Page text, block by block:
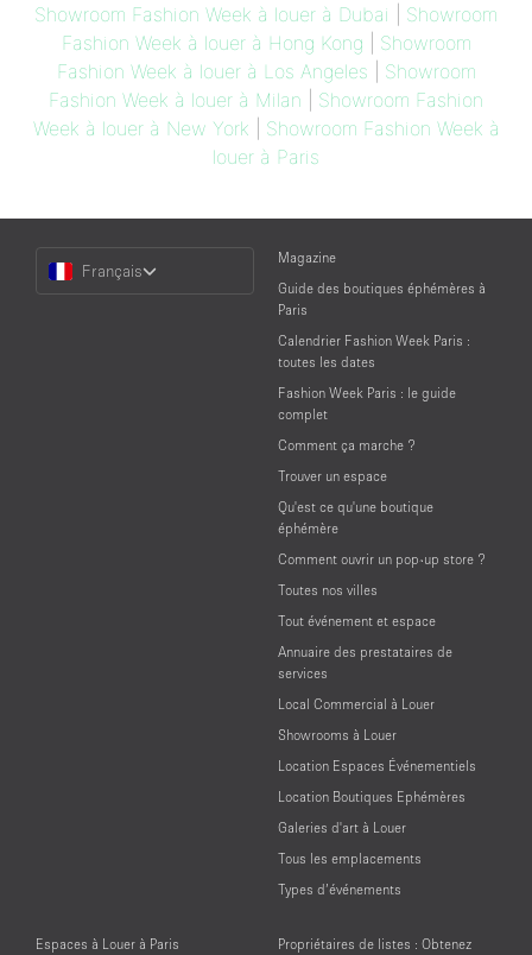
Showroom Fashion Week à louer à Dubai
Showroom
Fashion Week à louer à Hong Kong
Showroom
Fashion Week à louer à Los Angeles
Showroom
Fashion Week à louer à Milan
Showroom Fashion
Week à louer à New York
Showroom Fashion Week à
louer à Paris
Language
Français
Magazine
Guide des boutiques éphémères à
Paris
Calendrier Fashion Week Paris :
toutes les dates
Fashion Week Paris : le guide
complet
Comment ça marche ?
Trouver un espace
Qu'est ce qu'une boutique
éphémère
Comment ouvrir un pop-up store ?
Toutes nos villes
Tout événement et espace
Annuaire des prestataires de
services
Local Commercial à Louer
Showrooms à Louer
Location Espaces Événementiels
Location Boutiques Ephémères
Galeries d'art à Louer
Tous les emplacements
Types d’événements
Espaces à Louer à Paris
Propriétaires de listes : Obtenez